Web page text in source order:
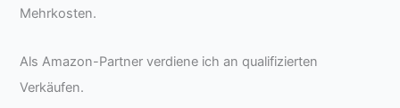
Mehrkosten.
Als Amazon-Partner verdiene ich an qualifizierten
Verkäufen.